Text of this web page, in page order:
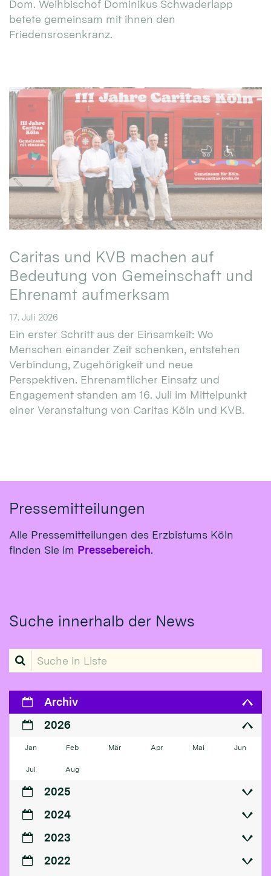
Dom. Weihbischof Dominikus Schwaderlapp
betete gemeinsam mit ihnen den
Friedensrosenkranz.
Caritas und KVB machen auf
Bedeutung von Gemeinschaft und
Ehrenamt aufmerksam
17. Juli 2026
Ein erster Schritt aus der Einsamkeit: Wo
Menschen einander Zeit schenken, entstehen
Verbindung, Zugehörigkeit und neue
Perspektiven. Ehrenamtlicher Einsatz und
Engagement standen am 16. Juli im Mittelpunkt
einer Veranstaltung von Caritas Köln und KVB.
Pressemitteilungen
Alle Pressemitteilungen des Erzbistums Köln
finden Sie im Pressebereich.
Suche innerhalb der News
Suche in Liste
Archiv
2026
Jan Feb Mär Apr Mai Jun
Jul Aug
2025
2024
2023
2022